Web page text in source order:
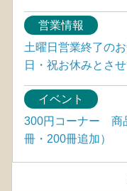
営業情報
土曜日営業終了の
日・祝お休みとさ
イベント
300円コーナー 商
冊・200冊追加）